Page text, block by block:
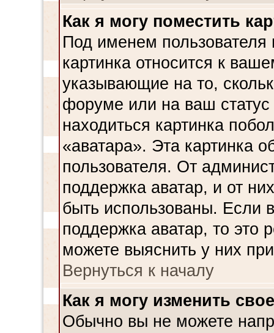
Как я могу поместить
Под именем пользователя
картинка относится к
указывающие на то,
форуме или на ваш
находиться картинка
«аватара». Эта картинка
пользователя. От
поддержка аватар, и от
быть использованы. Если
поддержка аватар, то это
можете выяснить у них
Вернуться к началу
Как я могу изменить
Обычно вы не можете